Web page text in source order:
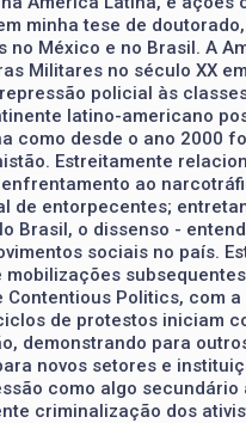
minha tese de
México e no Brasil. A
Militares no século XX
policial às
latino-americano
como desde o ano 2000
Estreitamente
ao
de entorpecentes;
Brasil, o dissenso -
sociais no país.
Contentious Politics, com
de protestos iniciam
demonstrando para
novos setores e
como algo
criminalização dos